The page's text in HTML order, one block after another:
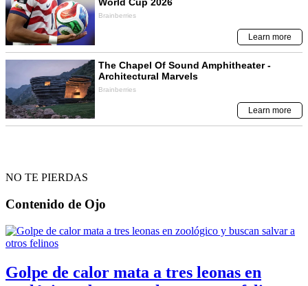
NO TE PIERDAS
Contenido de Ojo
Golpe de calor mata a tres leonas en